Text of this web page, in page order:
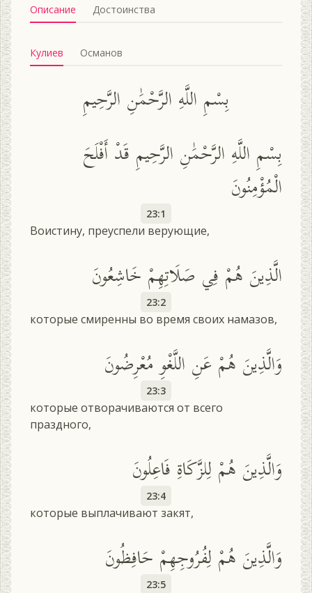
Описание Достоинства
Кулиев Османов
بِسْمِ اللَّهِ الرَّحْمَٰنِ الرَّحِيمِ
بِسْمِ اللَّهِ الرَّحْمَٰنِ الرَّحِيمِ قَدْ أَفْلَحَ
الْمُؤْمِنُونَ
23:1
Воистину, преуспели верующие,
الَّذِينَ هُمْ فِي صَلَاتِهِمْ خَاشِعُونَ
23:2
которые смиренны во время своих намазов,
وَالَّذِينَ هُمْ عَنِ اللَّغْوِ مُعْرِضُونَ
23:3
которые отворачиваются от всего
праздного,
وَالَّذِينَ هُمْ لِلزَّكَاةِ فَاعِلُونَ
23:4
которые выплачивают закят,
وَالَّذِينَ هُمْ لِفُرُوجِهِمْ حَافِظُونَ
23:5